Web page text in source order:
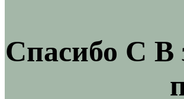
Спасибо С В